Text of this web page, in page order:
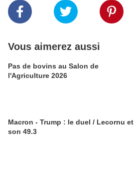
Vous aimerez aussi
Pas de bovins au Salon de
l'Agriculture 2026
Macron - Trump : le duel / Lecornu et
son 49.3